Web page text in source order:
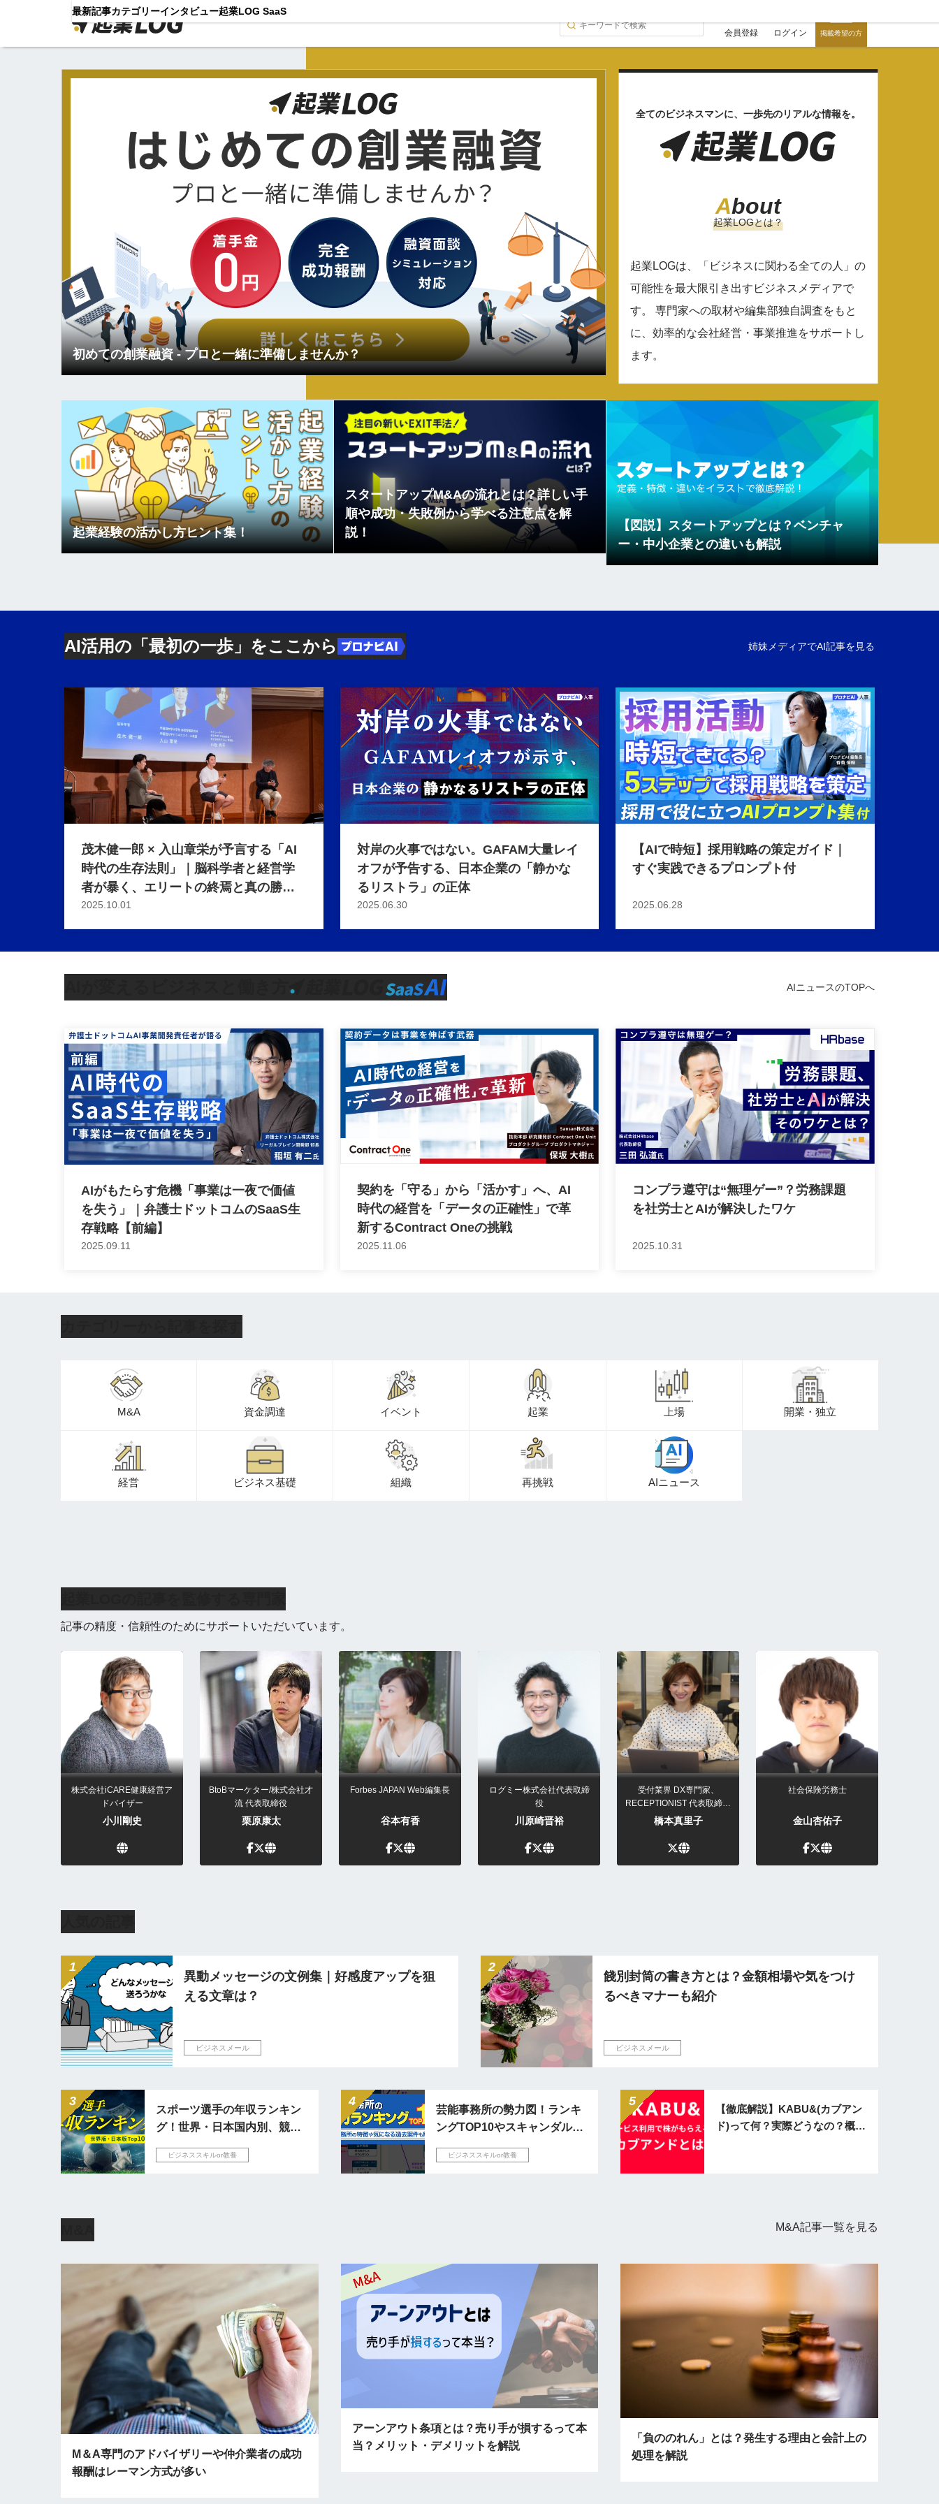
最新記事カテゴリーインタビュー起業LOG SaaS
会員登録 ログイン 掲載希望の方
初めての創業融資 - プロと一緒に準備しませんか？
起業経験の活かし方ヒント集！
スタートアップM&Aの流れとは？詳しい手
順や成功・失敗例から学べる注意点を解
説！
【図説】スタートアップとは？ベンチャ
ー・中小企業との違いも解説
全てのビジネスマンに、一歩先のリアルな情報を。
About
起業LOGとは？
起業LOGは、「ビジネスに関わる全ての人」の
可能性を最大限引き出すビジネスメディアで
す。 専門家への取材や編集部独自調査をもと
に、効率的な会社経営・事業推進をサポートし
ます。
AI活用の「最初の一歩」をここから 姉妹メディアでAI記事を見る
茂木健一郎 × 入山章栄が予言する「AI
時代の生存法則」｜脳科学者と経営学
者が暴く、エリートの終焉と真の勝者
の条件
2025.10.01
対岸の火事ではない。GAFAM大量レイ
オフが予告する、日本企業の「静かな
るリストラ」の正体
2025.06.30
【AIで時短】採用戦略の策定ガイド｜
すぐ実践できるプロンプト付
2025.06.28
AIニュースのTOPへ
AIがもたらす危機「事業は一夜で価値
を失う」｜弁護士ドットコムのSaaS生
存戦略【前編】
2025.09.11
契約を「守る」から「活かす」へ、AI
時代の経営を「データの正確性」で革
新するContract Oneの挑戦
2025.11.06
コンプラ遵守は“無理ゲー”？労務課題
を社労士とAIが解決したワケ
2025.10.31
M&A 資金調達 イベント 起業 上場 開業・独立
経営 ビジネス基礎 組織 再挑戦 AIニュース
記事の精度・信頼性のためにサポートいただいています。
株式会社iCARE健康経営ア
ドバイザー
小川剛史
BtoBマーケター/株式会社才
流 代表取締役
栗原康太
Forbes JAPAN Web編集長
谷本有香
ログミー株式会社代表取締
役
川原崎晋裕
受付業界 DX専門家、
RECEPTIONIST 代表取締役
CEO
橋本真里子
社会保険労務士
金山杏佑子
異動メッセージの文例集｜好感度アップを狙
える文章は？
ビジネスメール
餞別封筒の書き方とは？金額相場や気をつけ
るべきマナーも紹介
ビジネスメール
スポーツ選手の年収ランキン
グ！世界・日本国内別、競技
ビジネススキルor教養
芸能事務所の勢力図！ランキ
ングTOP10やスキャンダル対
ビジネススキルor教養
【徹底解説】KABU&(カブアン
ド)って何？実際どうなの？概要
M&A記事一覧を見る
M＆A専門のアドバイザリーや仲介業者の成功
報酬はレーマン方式が多い
アーンアウト条項とは？売り手が損するって本
当？メリット・デメリットを解説
「負ののれん」とは？発生する理由と会計上の
処理を解説